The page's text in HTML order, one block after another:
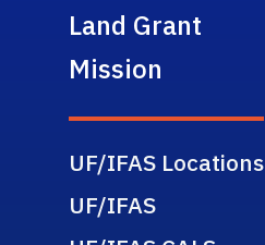
Land Grant
Mission
UF/IFAS Locations
UF/IFAS